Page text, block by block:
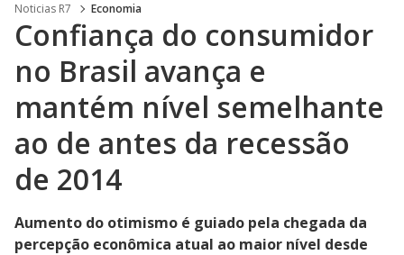
Noticias R7 Economia
Confiança do consumidor
no Brasil avança e
mantém nível semelhante
ao de antes da recessão
de 2014
Aumento do otimismo é guiado pela chegada da
percepção econômica atual ao maior nível desde